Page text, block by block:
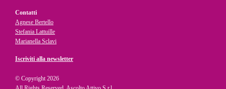
Contatti
Agnese Bertello
Stefania Lattuille
Marianella Sclavi
Iscriviti alla newsletter
© Copyright 2026